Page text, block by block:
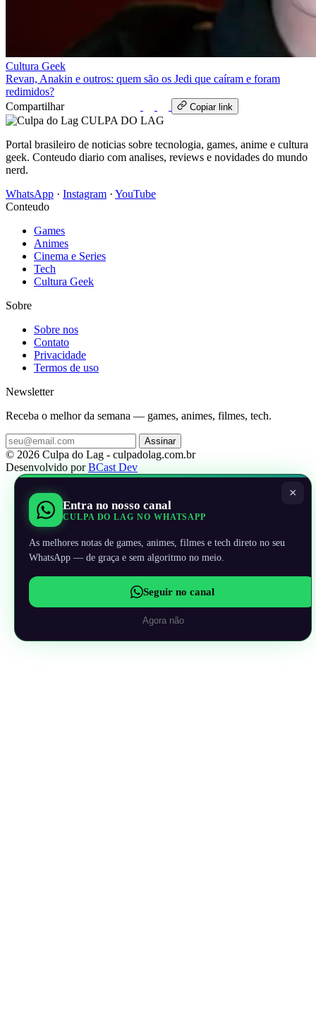
Cultura Geek
Revan, Anakin e outros: quem são os Jedi que caíram e foram
redimidos?
Compartilhar
Copiar link
CULPA DO LAG
Portal brasileiro de noticias sobre tecnologia, games, anime e cultura
geek. Conteudo diario com analises, reviews e novidades do mundo
nerd.
WhatsApp · Instagram · YouTube
Conteudo
Games
Animes
Cinema e Series
Tech
Cultura Geek
Sobre
Sobre nos
Contato
Privacidade
Termos de uso
Newsletter
Receba o melhor da semana — games, animes, filmes, tech.
Assinar
© 2026 Culpa do Lag - culpadolag.com.br
Desenvolvido porBCast Dev
×
Entra no nosso canal
CULPA DO LAG NO WHATSAPP
As melhores notas de games, animes, filmes e tech direto no seu
WhatsApp — de graça e sem algoritmo no meio.
Seguir no canal
Agora não